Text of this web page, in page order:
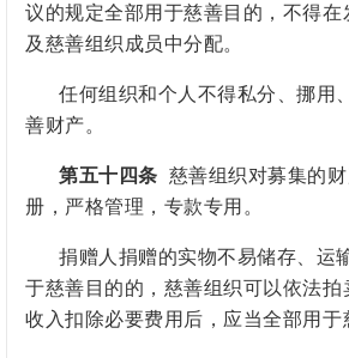
议的规定全部用于慈善目的，不得在
及慈善组织成员中分配。
任何组织和个人不得私分、挪用
善财产。
第五十四条 慈善组织对募集的
册，严格管理，专款专用。
捐赠人捐赠的实物不易储存、运
于慈善目的的，慈善组织可以依法拍
收入扣除必要费用后，应当全部用于